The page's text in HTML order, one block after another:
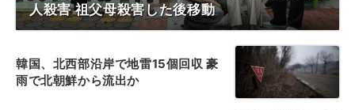
人殺害 祖父母殺害した後移動
韓国、北西部沿岸で地雷15個回収 豪
雨で北朝鮮から流出か